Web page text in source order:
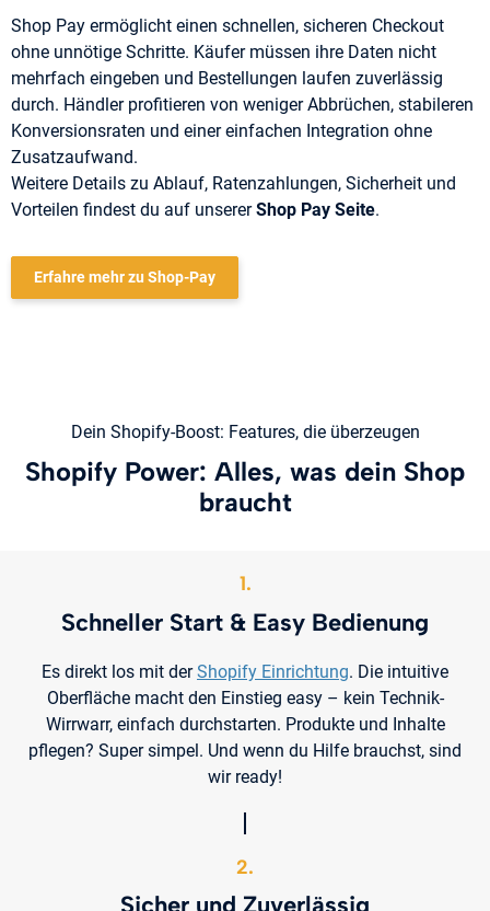
Shop Pay ermöglicht einen schnellen, sicheren Checkout
ohne unnötige Schritte. Käufer müssen ihre Daten nicht
mehrfach eingeben und Bestellungen laufen zuverlässig
durch. Händler profitieren von weniger Abbrüchen, stabileren
Konversionsraten und einer einfachen Integration ohne
Zusatzaufwand.
Weitere Details zu Ablauf, Ratenzahlungen, Sicherheit und
Vorteilen findest du auf unsererShop Pay Seite.
Erfahre mehr zu Shop-Pay
Dein Shopify-Boost: Features, die überzeugen
Shopify Power: Alles, was dein Shop
braucht
1.
Schneller Start & Easy Bedienung
Es direkt los mit derShopify Einrichtung. Die intuitive
Oberfläche macht den Einstieg easy – kein Technik-
Wirrwarr, einfach durchstarten. Produkte und Inhalte
pflegen? Super simpel. Und wenn du Hilfe brauchst, sind
wir ready!
2.
Sicher und Zuverlässig